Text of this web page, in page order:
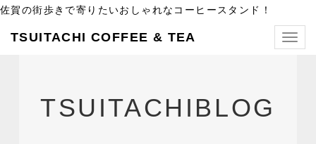
佐賀の街歩きで寄りたいおしゃれなコーヒースタンド！
TSUITACHI COFFEE & TEA
TSUITACHIBLOG